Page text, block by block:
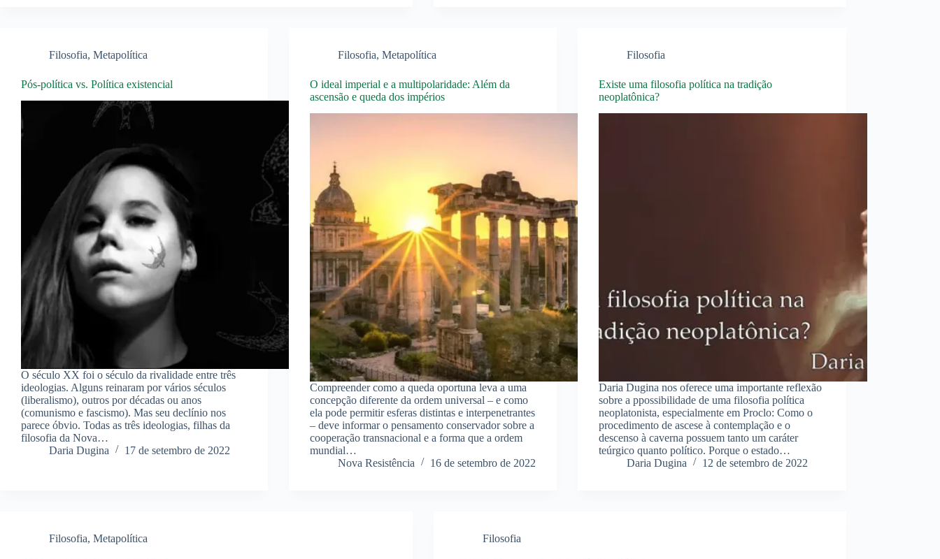
Filosofia, Metapolítica
Pós-política vs. Política existencial
O século XX foi o século da rivalidade entre três
ideologias. Alguns reinaram por vários séculos
(liberalismo), outros por décadas ou anos
(comunismo e fascismo). Mas seu declínio nos
parece óbvio. Todas as três ideologias, filhas da
filosofia da Nova…
Daria Dugina
17 de setembro de 2022
Filosofia,Metapolítica
O ideal imperial e a multipolaridade: Além da
ascensão e queda dos impérios
Compreender como a queda oportuna leva a uma
concepção diferente da ordem universal – e como
ela pode permitir esferas distintas e interpenetrantes
– deve informar o pensamento conservador sobre a
cooperação transnacional e a forma que a ordem
mundial…
Nova Resistência
16 de setembro de 2022
Filosofia
Existe uma filosofia política na tradição
neoplatônica?
Daria Dugina nos oferece uma importante reflexão
sobre a ppossibilidade de uma filosofia política
neoplatonista, especialmente em Proclo: Como o
procedimento de ascese à contemplação e o
descenso à caverna possuem tanto um caráter
teúrgico quanto político. Porque o estado…
Daria Dugina
12 de setembro de 2022
Filosofia, Metapolítica Filosofia